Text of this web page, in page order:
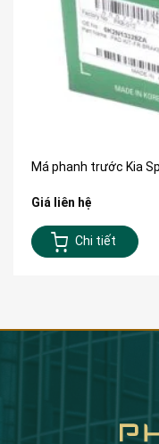
Má phanh trước Kia
Giá liên hệ
Chi tiết